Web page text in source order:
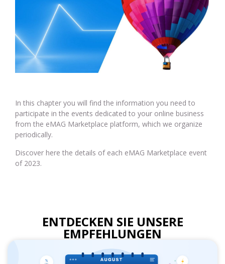
In this chapter you will find the information you need to
participate in the events dedicated to your online business
from the eMAG Marketplace platform, which we organize
periodically.
Discover here the details of each eMAG Marketplace event
of 2023.
ENTDECKEN SIE UNSERE
EMPFEHLUNGEN